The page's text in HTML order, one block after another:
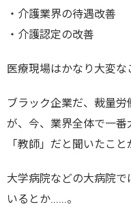
・介護業界の待遇改善
・介護認定の改善
医療現場はかなり大変な
ブラック企業だ、裁量
が、今、業界全体で一番
「教師」だと聞いたこと
大学病院などの大病院で
いるとか……。